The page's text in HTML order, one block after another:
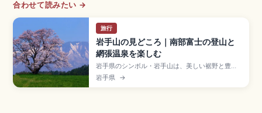
合わせて読みたい →
旅行
岩手山の見どころ｜南部富士の登山と
網張温泉を楽しむ
岩手県のシンボル・岩手山は、美しい裾野と豊か
な自然が広がる人気の名峰です。網張温泉や松川
温泉からの登山ルート、体力に合わせたコース選
岩手県 →